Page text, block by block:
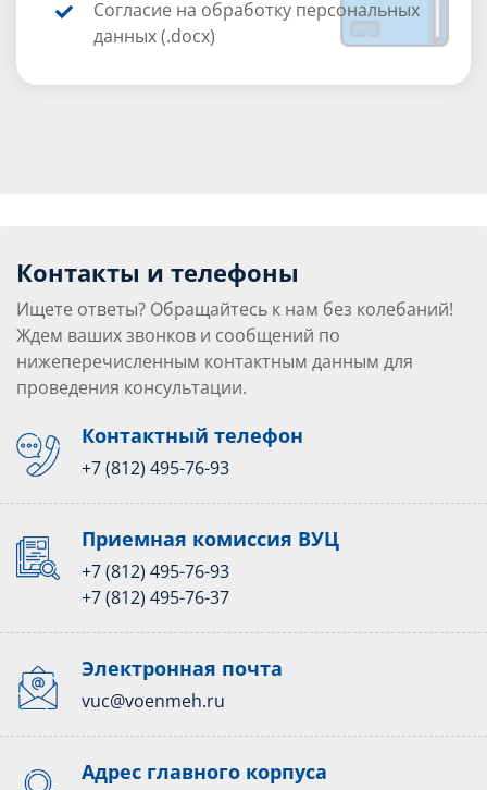
Согласие на обработку персональных
данных (.docx)
Контакты и телефоны
Ищете ответы? Обращайтесь к нам без колебаний!
Ждем ваших звонков и сообщений по
нижеперечисленным контактным данным для
проведения консультации.
Контактный телефон
+7 (812) 495-76-93
Приемная комиссия ВУЦ
+7 (812) 495-76-93
+7 (812) 495-76-37
Электронная почта
vuc@voenmeh.ru
Адрес главного корпуса